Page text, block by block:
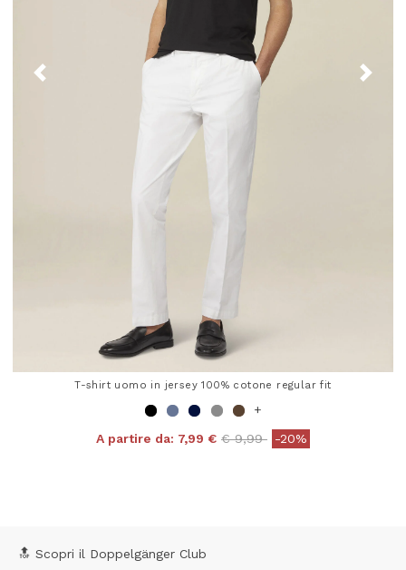
T-shirt uomo in jersey 100% cotone regular fit
+
A partire da: 7,99 € Price reduced from
€ 9,99to-20%
🔝 Scopri il Doppelgänger Club